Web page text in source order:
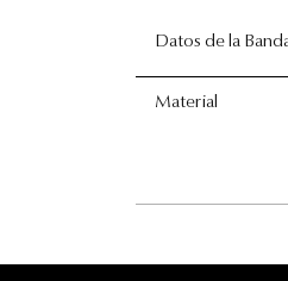
Datos de la
Material